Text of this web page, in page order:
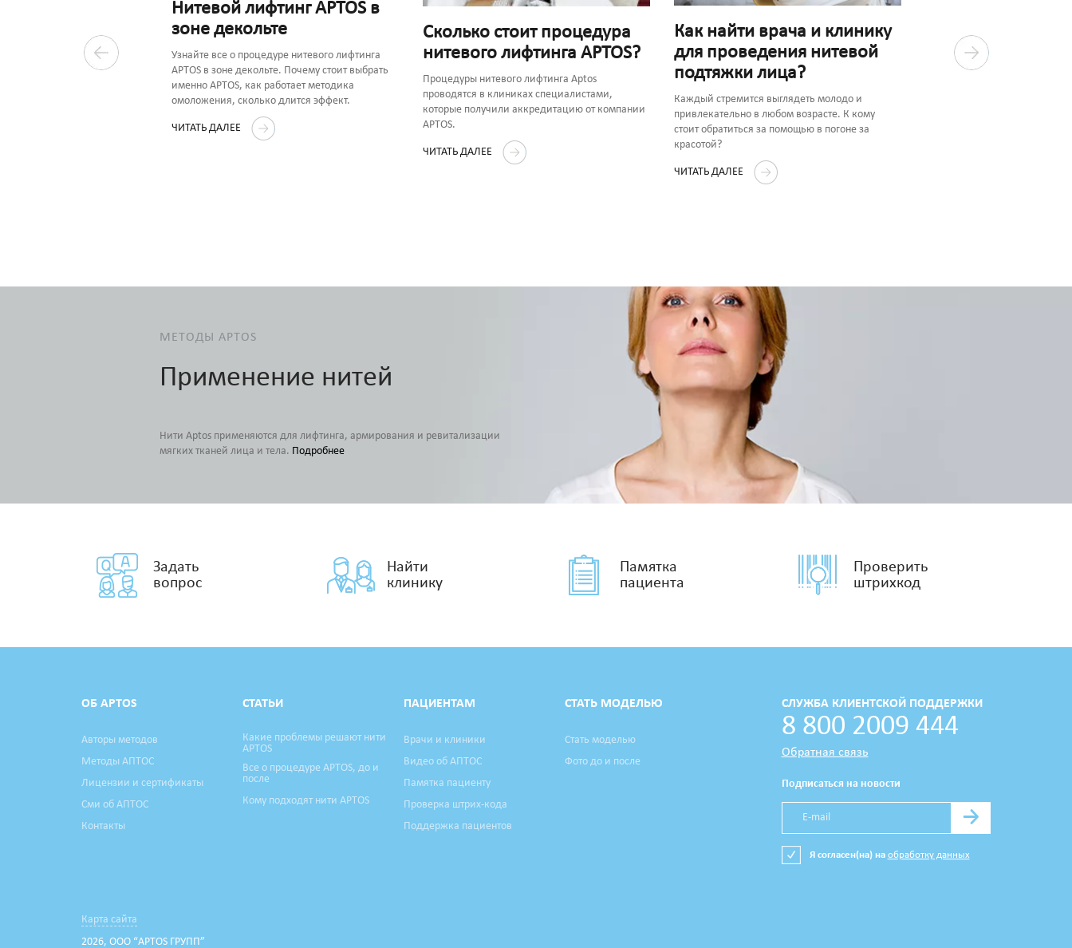
после нитей
Нитевой лифтинг APTOS в
зоне декольте
Узнайте все о процедуре нитевого лифтинга
APTOS в зоне декольте. Почему стоит выбрать
именно APTOS, как работает методика
омоложения, сколько длится эффект.
ЧИТАТЬ ДАЛЕЕ
Сколько стоит процедура
нитевого лифтинга APTOS?
Процедуры нитевого лифтинга Aptos
проводятся в клиниках специалистами,
которые получили аккредитацию от компании
APTOS.
ЧИТАТЬ ДАЛЕЕ
Как найти врача и клинику
для проведения нитевой
подтяжки лица?
Каждый стремится выглядеть молодо и
привлекательно в любом возрасте. К кому
стоит обратиться за помощью в погоне за
красотой?
ЧИТАТЬ ДАЛЕЕ
МЕТОДЫ APTOS
Применение нитей
Нити Aptos применяются для лифтинга, армирования и ревитализации
мягких тканей лица и тела. Подробнее
Задать
вопрос
Найти
клинику
Памятка
пациента
Проверить
штрихкод
ОБ APTOS
Авторы методов
Методы АПТОС
Лицензии и сертификаты
Сми об АПТОС
Контакты
СТАТЬИ
Какие проблемы решают нити
APTOS
Все о процедуре APTOS, до и
после
Кому подходят нити APTOS
ПАЦИЕНТАМ
Врачи и клиники
Видео об АПТОС
Памятка пациенту
Проверка штрих-кода
Поддержка пациентов
СТАТЬ МОДЕЛЬЮ
Стать моделью
Фото до и после
Карта сайта
2026, ООО “APTOS ГРУПП”
СЛУЖБА КЛИЕНТСКОЙ ПОДДЕРЖКИ
8 800 2009 444
Обратная связь
Подписаться на новости
→
Я согласен(на) на обработку данных